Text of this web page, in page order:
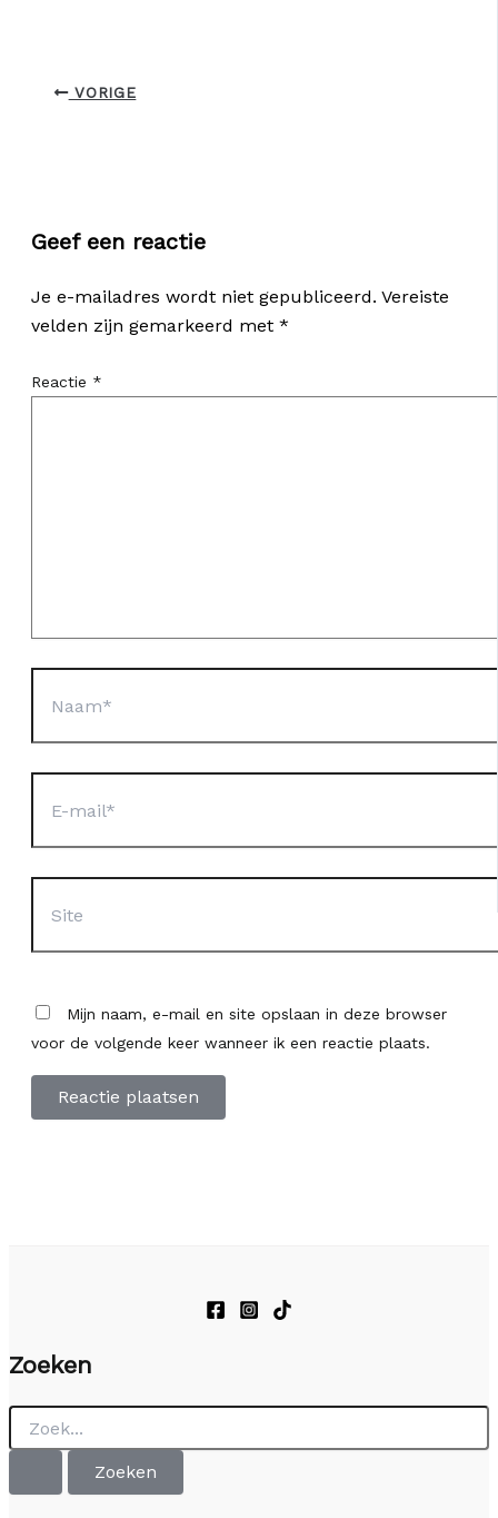
VORIGE
Geef een reactie
Je e-mailadres wordt niet gepubliceerd. Vereiste
velden zijn gemarkeerd met *
Reactie *
mail*
Mijn naam, e-mail en site opslaan in deze browser
voor de volgende keer wanneer ik een reactie plaats.
Zoeken
Zoek
naar: